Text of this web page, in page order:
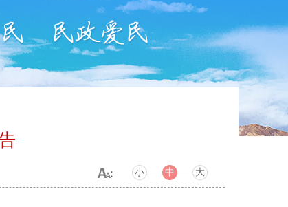
大
中
小